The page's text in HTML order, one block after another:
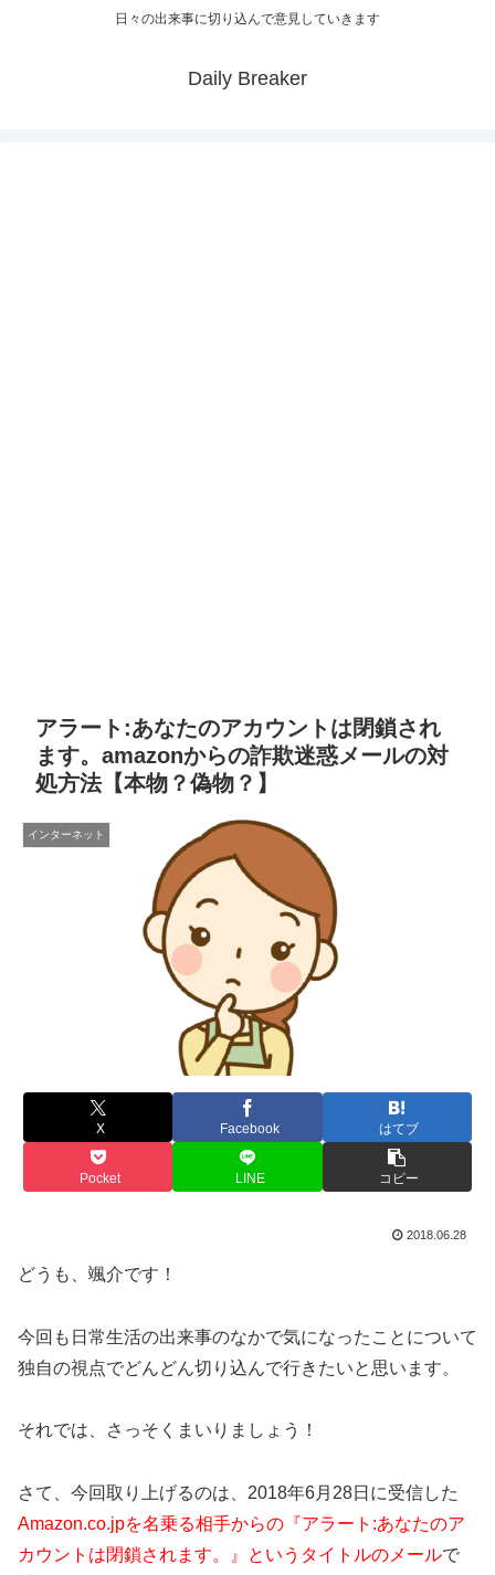
日々の出来事に切り込んで意見していきます
Daily Breaker
アラート:あなたのアカウントは閉鎖され
ます。amazonからの詐欺迷惑メールの対
処方法【本物？偽物？】
インターネット
X Facebook はてブ
Pocket LINE コピー
2018.06.28
どうも、颯介です！
今回も日常生活の出来事のなかで気になったことについて
独自の視点でどんどん切り込んで行きたいと思います。
それでは、さっそくまいりましょう！
さて、今回取り上げるのは、2018年6月28日に受信した
Amazon.co.jpを名乗る相手からの『アラート:あなたのア
カウントは閉鎖されます。』というタイトルのメールで